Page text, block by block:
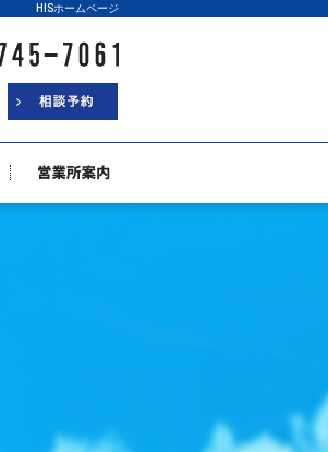
HISホームページ